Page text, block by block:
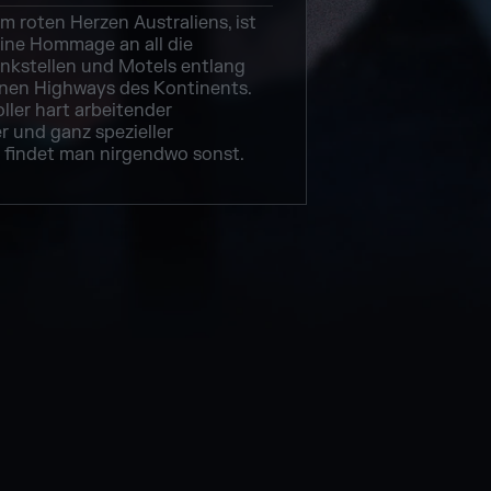
roten Herzen Australiens, ist
Hommage an all die
und Motels entlang
Highways des Kontinents.
hart arbeitender
und ganz spezieller
man nirgendwo sonst.